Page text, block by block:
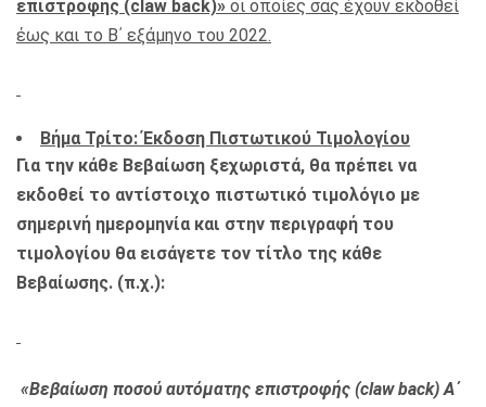
επιστροφής (claw back)» οι οποίες σας έχουν εκδοθεί
έως και το Β΄ εξάμηνο του 2022.
Βήμα Τρίτο: Έκδοση Πιστωτικού Τιμολογίου
Για την κάθε Βεβαίωση ξεχωριστά, θα πρέπει να
εκδοθεί το αντίστοιχο πιστωτικό τιμολόγιο με
σημερινή ημερομηνία και στην περιγραφή του
τιμολογίου θα εισάγετε τον τίτλο της κάθε
Βεβαίωσης. (π.χ.):
«Βεβαίωση ποσού αυτόματης επιστροφής (claw back)A΄